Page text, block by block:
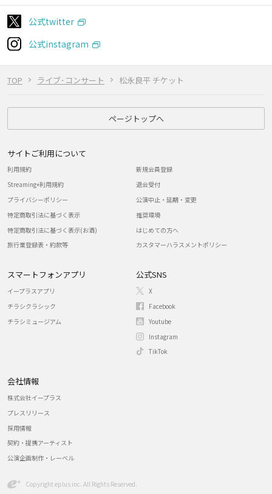
TOP ライブ･コンサート 松永良平 チケット
公式twitter
公式instagram
ページトップへ
サイトご利用について
利用規約
Streaming+利用規約
プライバシーポリシー
特定商取引法に基づく表示
特定商取引法に基づく表示(お酒)
旅行業登録表・約款等
新規会員登録
退会受付
公演中止・延期・変更
推奨環境
はじめての方へ
カスタマーハラスメントポリシー
スマートフォンアプリ
イープラスアプリ
チラシクラシック
チラシミュージアム
公式SNS
X
Facebook
Youtube
Instagram
TikTok
会社情報
株式会社イープラス
プレスリリース
採用情報
契約・提携アーティスト
公演企画制作・レーベル
Copyright eplus inc. All Rights Reserved.